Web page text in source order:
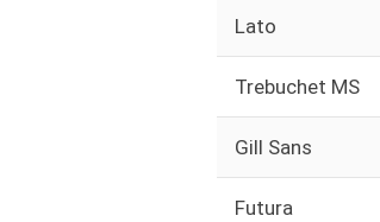
Lato
Trebuchet MS
Gill Sans
Futura